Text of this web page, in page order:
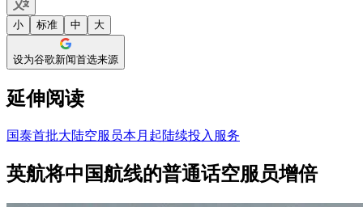
小 标准 中 大
设为谷歌新闻首选来源
延伸阅读
国泰首批大陆空服员本月起陆续投入服务
英航将中国航线的普通话空服员增倍